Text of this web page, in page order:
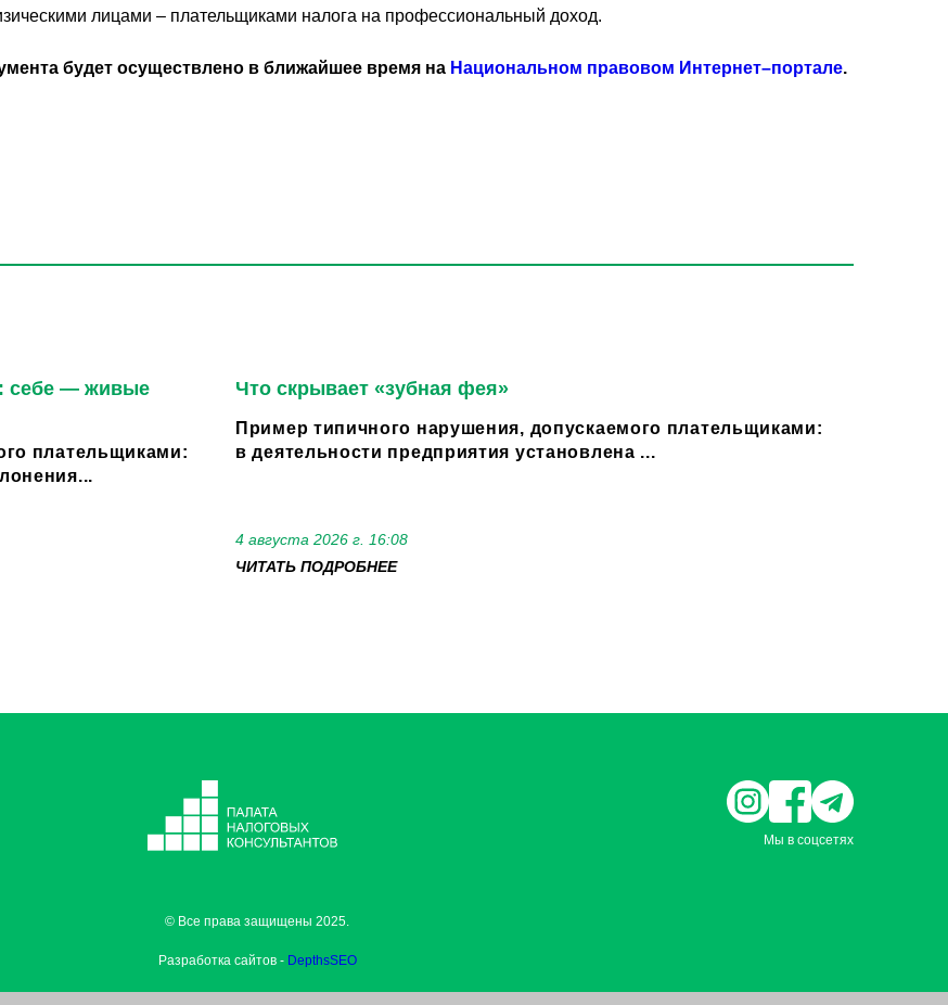
лицами – плательщиками налога на профессиональный доход.
будет осуществлено в ближайшее время на Национальном правовом Интернет–портале.
себе — живые
плательщиками:
Что скрывает «зубная фея»
Пример типичного нарушения, допускаемого плательщиками:
в деятельности предприятия установлена ...
4 августа 2026 г. 16:08
ЧИТАТЬ ПОДРОБНЕЕ
Мы в соцсетях
© Все права защищены 2025.
Разработка сайтов - DepthsSEO